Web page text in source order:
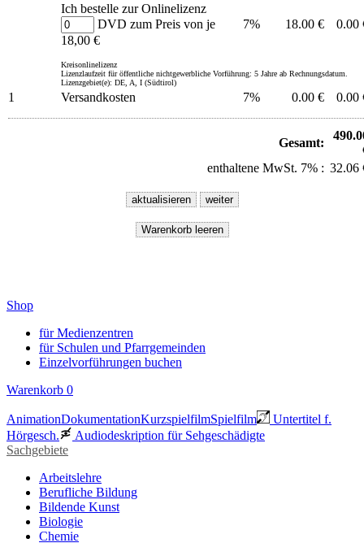
Ich bestelle zur Onlinelizenz
DVD zum Preis von je
18,00 €
7% 18.00 € 0.00
Kreisonlinelizenz
Lizenzlaufzeit für öffentliche nichtgewerbliche Vorführung: 5 Jahre ab Rechnungsdatum.
Lizenzgebiet(e): DE, A, I (Südtirol)
1 Versandkosten 7% 0.00 € 0.00
Gesamt:
enthaltene MwSt. 7% : 32.06
Shop
für Medienzentren
für Schulen und Pfarrgemeinden
Einzelvorführungen buchen
Warenkorb 0
AnimationDokumentationKurzspielfilmSpielfilm
Untertitel f.
Hörgesch.
Audiodeskription für Sehgeschädigte
Sachgebiete
Arbeitslehre
Berufliche Bildung
Bildende Kunst
Biologie
Chemie